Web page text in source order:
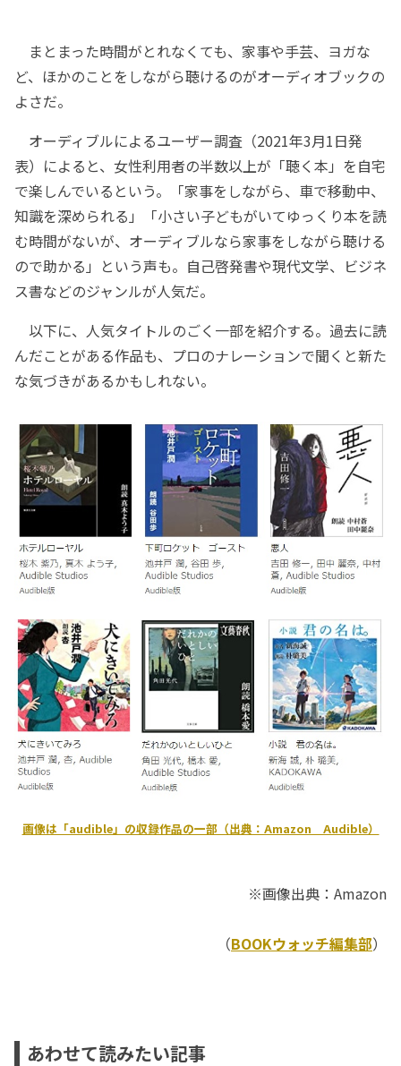
まとまった時間がとれなくても、家事や手芸、ヨガな
ど、ほかのことをしながら聴けるのがオーディオブックの
よさだ。
オーディブルによるユーザー調査（2021年3月1日発
表）によると、女性利用者の半数以上が「聴く本」を自宅
で楽しんでいるという。「家事をしながら、車で移動中、
知識を深められる」「小さい子どもがいてゆっくり本を読
む時間がないが、オーディブルなら家事をしながら聴ける
ので助かる」という声も。自己啓発書や現代文学、ビジネ
ス書などのジャンルが人気だ。
以下に、人気タイトルのごく一部を紹介する。過去に読
んだことがある作品も、プロのナレーションで聞くと新た
な気づきがあるかもしれない。
画像は「audible」の収録作品の一部（出典：Amazon Audible）
※画像出典：Amazon
（BOOKウォッチ編集部）
あわせて読みたい記事